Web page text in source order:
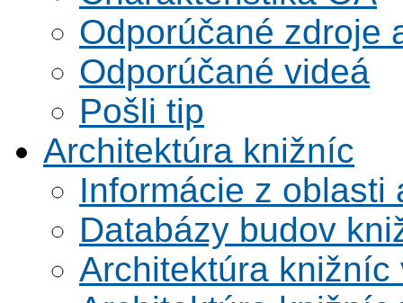
Odporúčané zdroje
Odporúčané videá
Pošli tip
Architektúra knižníc
Informácie z oblasti
Databázy budov
Architektúra knižníc